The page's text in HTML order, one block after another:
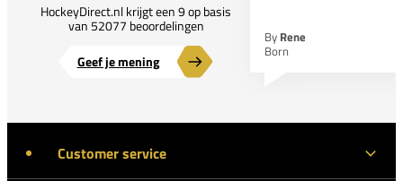
HockeyDirect.nl krijgt een 9 op basis
van 52077 beoordelingen
Geef je mening
By Rene
Born
Customer service